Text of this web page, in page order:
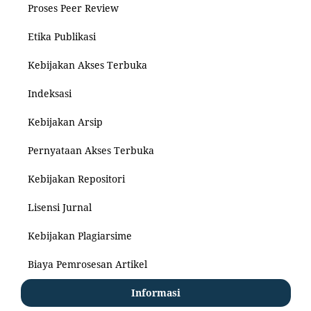
Proses Peer Review
Etika Publikasi
Kebijakan Akses Terbuka
Indeksasi
Kebijakan Arsip
Pernyataan Akses Terbuka
Kebijakan Repositori
Lisensi Jurnal
Kebijakan Plagiarsime
Biaya Pemrosesan Artikel
Informasi